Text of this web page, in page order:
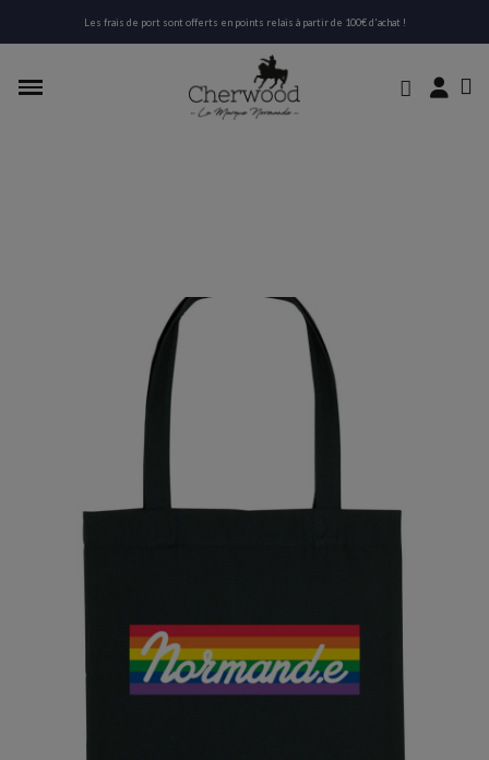
Les frais de port sont offerts en points relais à partir de 100€ d'achat !